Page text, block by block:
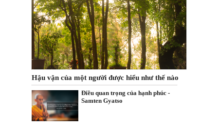
Hậu vận của một người được hiểu như thế nào
Điều quan trọng của hạnh phúc -
Samten Gyatso